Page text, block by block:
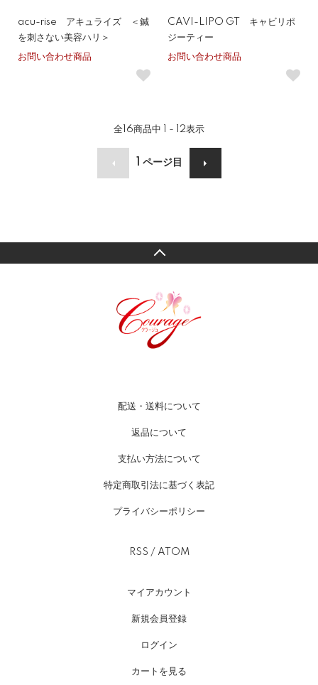
acu-rise アキュライズ ＜鍼
を刺さない美容ハリ＞
お問い合わせ商品
CAVI-LIPO GT キャビリポ
ジーティー
お問い合わせ商品
全 16商品中 1 - 12表示
ページ目
配送・送料について
返品について
支払い方法について
特定商取引法に基づく表記
プライバシーポリシー
RSS / ATOM
マイアカウント
新規会員登録
ログイン
カートを見る